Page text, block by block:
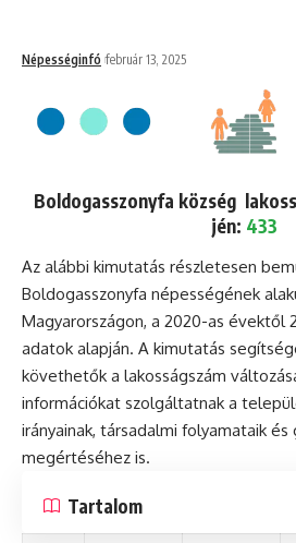
Népességinfó február 13, 2025
Boldogasszonyfa község
jén: 433
Az alábbi kimutatás részletesen
Boldogasszonyfa népességének
Magyarországon, a 2020-as évektől
adatok alapján. A kimutatás
követhetők a lakosságszám
információkat szolgáltatnak a
irányainak, társadalmi folyamataik
megértéséhez is.
Tartalom